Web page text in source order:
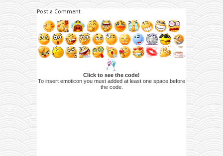
Post a Comment
Click to see the code!
To insert emoticon you must added at least one space before
the code.